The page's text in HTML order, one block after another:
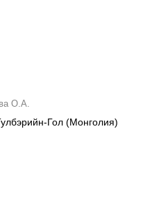
О.А.
Гол (Монголия)